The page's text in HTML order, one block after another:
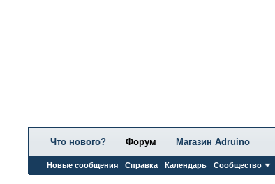
Что нового? Форум
Новые сообщения Справка Календарь Сообщество
Магазин Adruino